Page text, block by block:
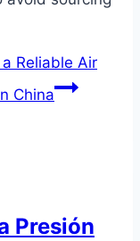
Reliable Air
China
Presión